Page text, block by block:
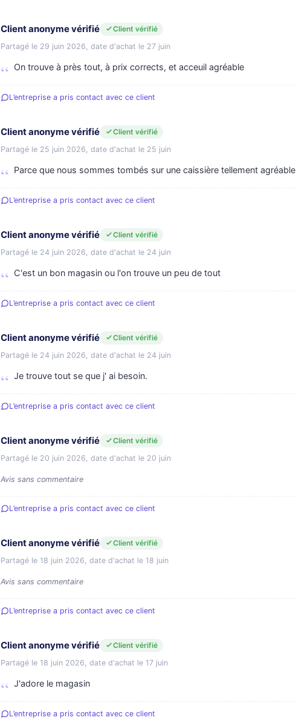
Client anonyme vérifié
Client vérifié
Partagé le 29 juin 2026, date d'achat le 27 juin
On trouve à près tout, à prix corrects, et acceuil agréable
L’entreprise a pris contact avec ce client
Client anonyme vérifié
Client vérifié
Partagé le 25 juin 2026, date d'achat le 25 juin
Parce que nous sommes tombés sur une caissière tellement agréable
L’entreprise a pris contact avec ce client
Client anonyme vérifié
Client vérifié
Partagé le 24 juin 2026, date d'achat le 24 juin
C'est un bon magasin ou l'on trouve un peu de tout
L’entreprise a pris contact avec ce client
Client anonyme vérifié
Client vérifié
Partagé le 24 juin 2026, date d'achat le 24 juin
Je trouve tout se que j' ai besoin.
L’entreprise a pris contact avec ce client
Client anonyme vérifié
Client vérifié
Partagé le 20 juin 2026, date d'achat le 20 juin
Avis sans commentaire
L’entreprise a pris contact avec ce client
Client anonyme vérifié
Client vérifié
Partagé le 18 juin 2026, date d'achat le 18 juin
Avis sans commentaire
L’entreprise a pris contact avec ce client
Client anonyme vérifié
Client vérifié
Partagé le 18 juin 2026, date d'achat le 17 juin
J'adore le magasin
L’entreprise a pris contact avec ce client